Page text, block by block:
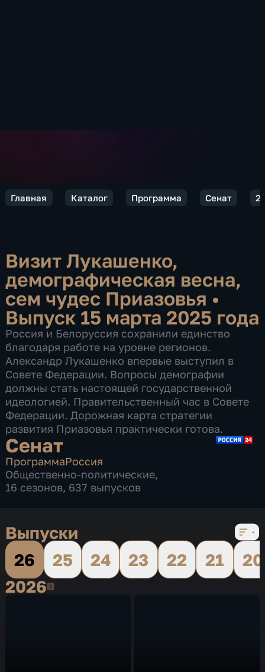
Главная Каталог Программа Сенат
Визит Лукашенко,
демографическая весна,
сем чудес Приазовья •
Выпуск 15 марта 2025 года
Россия и Белоруссия сохранили единство
благодаря работе на уровне регионов.
Александр Лукашенко впервые выступил в
Совете Федерации. Вопросы демографии
должны стать настоящей государственной
идеологией. Правительственный час в Совете
Федерации. Дорожная карта стратегии
развития Приазовья практически готова.
Сенат
ПрограммаРоссия
Общественно-политические,
16 сезонов, 637 выпусков
Выпуски
26
25 24 23 22 21
20
20262026